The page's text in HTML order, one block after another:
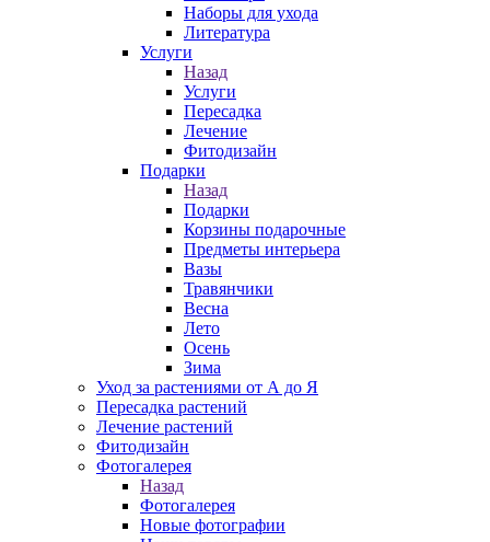
Наборы для ухода
Литература
Услуги
Назад
Услуги
Пересадка
Лечение
Фитодизайн
Подарки
Назад
Подарки
Корзины подарочные
Предметы интерьера
Вазы
Травянчики
Весна
Лето
Осень
Зима
Уход за растениями от А до Я
Пересадка растений
Лечение растений
Фитодизайн
Фотогалерея
Назад
Фотогалерея
Новые фотографии